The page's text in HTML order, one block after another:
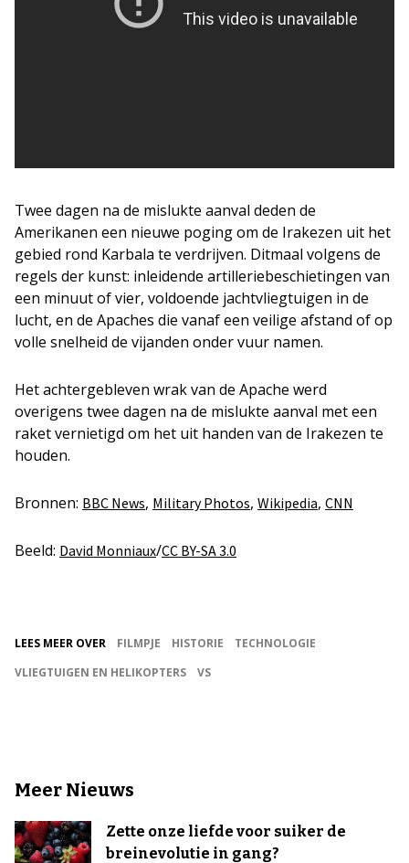
Twee dagen na de mislukte aanval deden de
Amerikanen een nieuwe poging om de Irakezen uit het
gebied rond Karbala te verdrijven. Ditmaal volgens de
regels der kunst: inleidende artilleriebeschietingen van
een minuut of vier, voldoende jachtvliegtuigen in de
lucht, en de Apaches die vanaf een veilige afstand of op
volle snelheid de vijanden onder vuur namen.
Het achtergebleven wrak van de Apache werd
overigens twee dagen na de mislukte aanval met een
raket vernietigd om het uit handen van de Irakezen te
houden.
Bronnen: BBC News, Military Photos, Wikipedia, CNN
Beeld: David Monniaux/CC BY-SA 3.0
LEES MEER OVER FILMPJE HISTORIE
TECHNOLOGIE
VLIEGTUIGEN EN HELIKOPTERS
VS
Meer Nieuws
Zette onze liefde voor suiker de
breinevolutie in gang?